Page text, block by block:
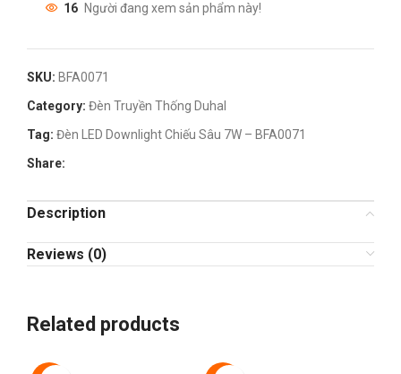
16 Người đang xem sản phẩm này!
SKU: BFA0071
Category: Đèn Truyền Thống Duhal
Tag: Đèn LED Downlight Chiếu Sâu 7W – BFA0071
Share:
Description
Reviews (0)
Related products